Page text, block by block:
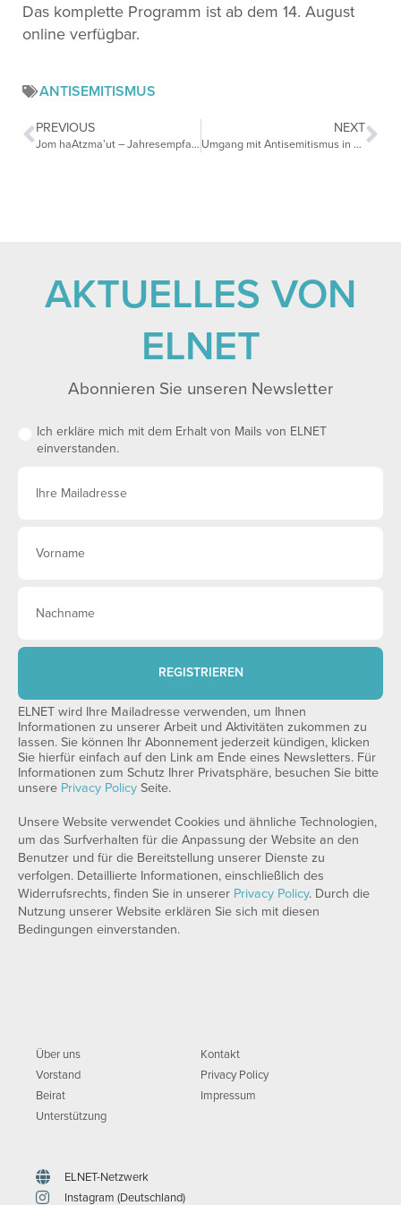
Das komplette Programm ist ab dem 14. August
online verfügbar.
ANTISEMITISMUS
PREVIOUS
Jom haAtzma’ut – Jahresempfang zum Israelischen Unabhängigkeitstag
NEXT
Umgang mit Antisemitismus in Deutschland: Zeit zu Handeln
AKTUELLES VON
ELNET
Abonnieren Sie unseren Newsletter
Ich erkläre mich mit dem Erhalt von Mails von ELNET
einverstanden.
REGISTRIEREN
ELNET wird Ihre Mailadresse verwenden, um Ihnen
Informationen zu unserer Arbeit und Aktivitäten zukommen zu
lassen. Sie können Ihr Abonnement jederzeit kündigen, klicken
Sie hierfür einfach auf den Link am Ende eines Newsletters. Für
Informationen zum Schutz Ihrer Privatsphäre, besuchen Sie bitte
unsere Privacy Policy Seite.
Unsere Website verwendet Cookies und ähnliche Technologien,
um das Surfverhalten für die Anpassung der Website an den
Benutzer und für die Bereitstellung unserer Dienste zu
verfolgen. Detaillierte Informationen, einschließlich des
Widerrufsrechts, finden Sie in unserer Privacy Policy. Durch die
Nutzung unserer Website erklären Sie sich mit diesen
Bedingungen einverstanden.
Über uns
Vorstand
Beirat
Unterstützung
Kontakt
Privacy Policy
Impressum
ELNET-Netzwerk
Instagram (Deutschland)